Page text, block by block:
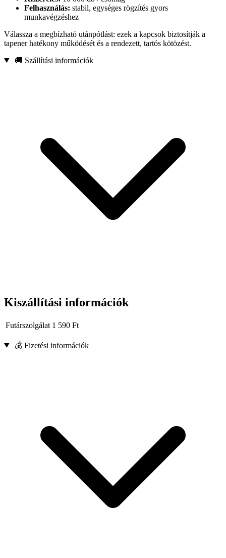
Felhasználás: stabil, egységes rögzítés gyors
munkavégzéshez
Válassza a megbízható utánpótlást: ezek a kapcsok biztosítják a
tapener hatékony működését és a rendezett, tartós kötözést.
🚚 Szállítási információk
Kiszállítási információk
Futárszolgálat 1 590 Ft
💰 Fizetési információk